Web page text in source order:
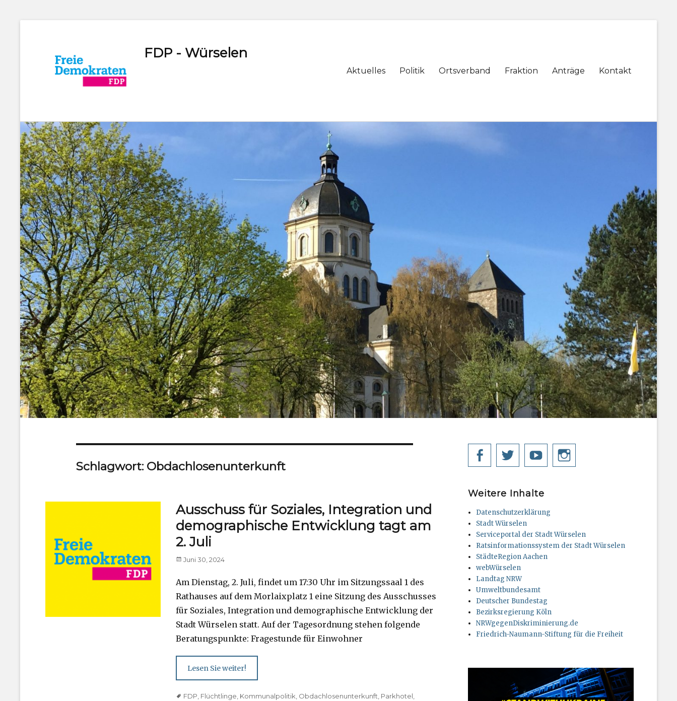
FDP - Würselen
Primary
Aktuelles Politik Ortsverband Fraktion Anträge Kontakt
Schlagwort: Obdachlosenunterkunft
Ausschuss für Soziales, Integration und
demographische Entwicklung tagt am
2. Juli
Posted
Juni 30, 2024
Am Dienstag, 2. Juli, findet um 17:30 Uhr im Sitzungssaal 1 des
Rathauses auf dem Morlaixplatz 1 eine Sitzung des Ausschusses
für Soziales, Integration und demographische Entwicklung der
Stadt Würselen statt. Auf der Tagesordnung stehen folgende
Beratungspunkte: Fragestunde für Einwohner
Lesen Sie weiter!
TagsFDP Flüchtlinge Kommunalpolitik Obdachlosenunterkunft Parkhotel
Facebook
TwitterYouTube
Weitere Inhalte
Datenschutzerklärung
Stadt Würselen
Serviceportal der Stadt Würselen
Ratsinformationssystem der Stadt Würselen
StädteRegion Aachen
webWürselen
Landtag NRW
Umweltbundesamt
Deutscher Bundestag
Bezirksregierung Köln
NRWgegenDiskriminierung.de
Friedrich-Naumann-Stiftung für die Freiheit